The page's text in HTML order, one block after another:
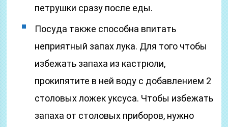
петрушки сразу после еды.
Посуда также способна впитать
неприятный запах лука. Для того чтобы
избежать запаха из кастрюли,
прокипятите в ней воду с добавлением 2
столовых ложек уксуса. Чтобы избежать
запаха от столовых приборов, нужно